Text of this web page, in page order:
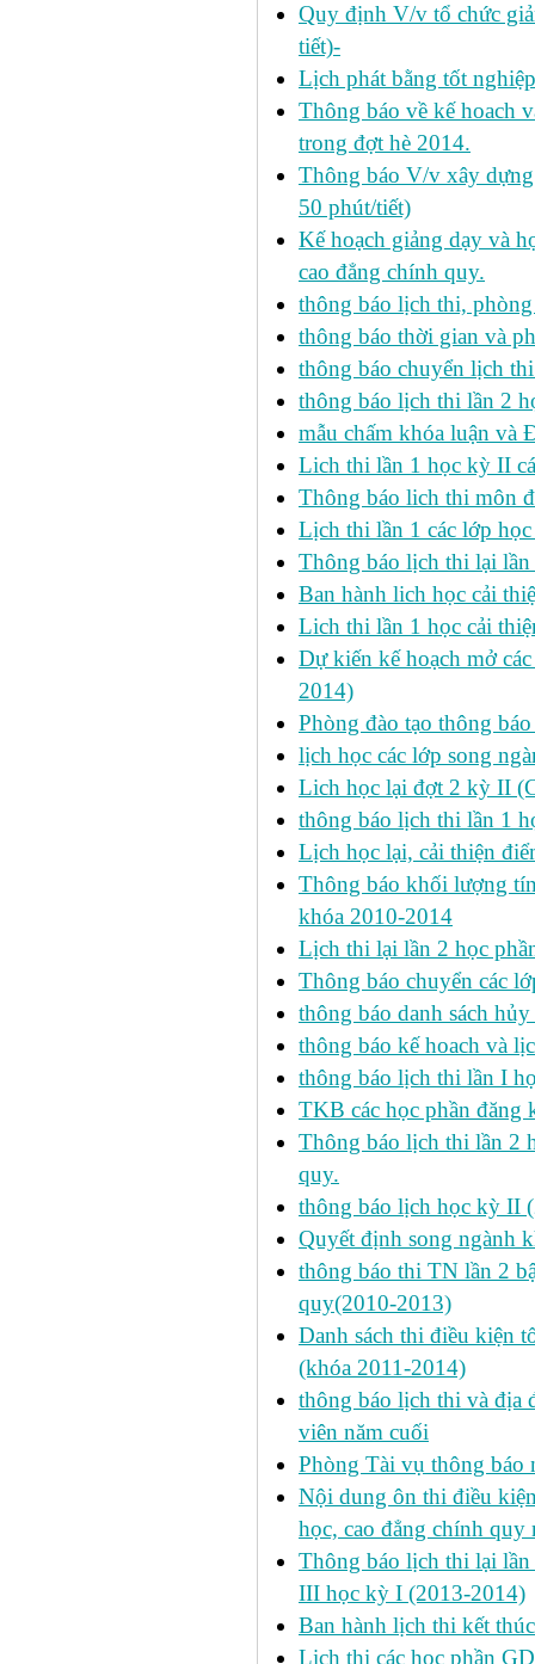
Quy định V/v tổ chức
tiết)-
Lịch phát bằng tốt
Thông báo về kế hoach
trong đợt hè 2014.
Thông báo V/v xây
50 phút/tiết)
Kế hoạch giảng dạy và
cao đẳng chính quy.
thông báo lịch thi,
thông báo thời gian và
thông báo chuyển lịch
thông báo lịch thi lần 2
mẫu chấm khóa luận và
Lich thi lần 1 học kỳ II
Thông báo lich thi môn
Lịch thi lần 1 các lớp
Thông báo lịch thi lại
Ban hành lich học cải
Lich thi lần 1 học cải
Dự kiến kế hoạch mở
2014)
Phòng đào tạo thông
lịch học các lớp song
Lich học lại đợt 2 kỳ II
thông báo lịch thi lần 1
Lịch học lại, cải thiện
Thông báo khối lượng
khóa 2010-2014
Lịch thi lại lần 2 học
Thông báo chuyển các
thông báo danh sách
thông báo kế hoach và
thông báo lịch thi lần I
TKB các học phần
Thông báo lịch thi lần 2
quy.
thông báo lịch học kỳ II
Quyết định song ngành
thông báo thi TN lần 2
quy(2010-2013)
Danh sách thi điều kiện
(khóa 2011-2014)
thông báo lịch thi và địa
viên năm cuối
Phòng Tài vụ thông báo
Nội dung ôn thi điều
học, cao đẳng chính quy
Thông báo lịch thi lại
III học kỳ I (2013-2014)
Ban hành lịch thi kết
Lịch thi các học phần